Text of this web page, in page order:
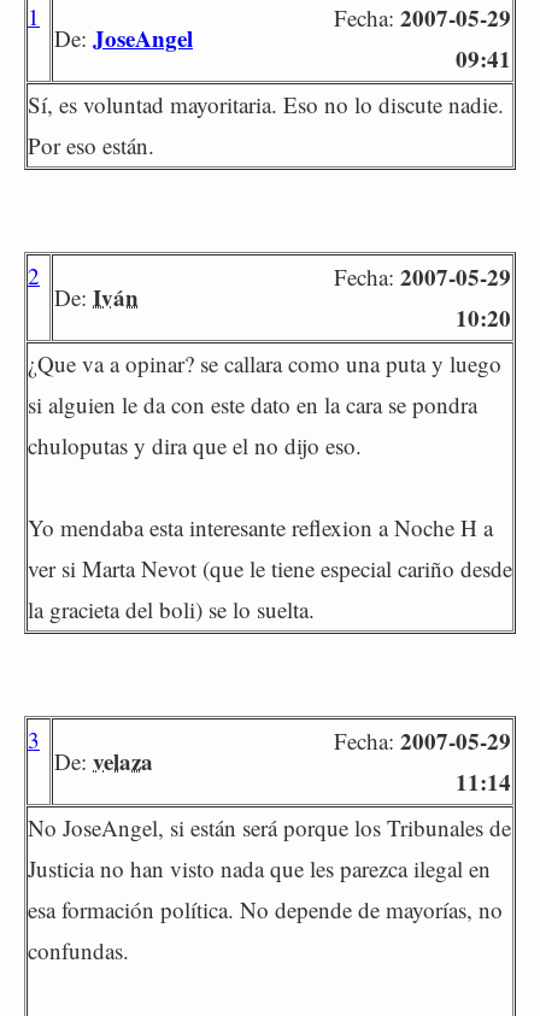
1
De: JoseAngel
Fecha: 2007-05-29
09:41
Sí, es voluntad mayoritaria. Eso no lo discute nadie.
Por eso están.
2
De: Iván
Fecha: 2007-05-29
10:20
¿Que va a opinar? se callara como una puta y luego
si alguien le da con este dato en la cara se pondra
chuloputas y dira que el no dijo eso.
Yo mendaba esta interesante reflexion a Noche H a
ver si Marta Nevot (que le tiene especial cariño desde
la gracieta del boli) se lo suelta.
3
De: velaza
Fecha: 2007-05-29
11:14
No JoseAngel, si están será porque los Tribunales de
Justicia no han visto nada que les parezca ilegal en
esa formación política. No depende de mayorías, no
confundas.